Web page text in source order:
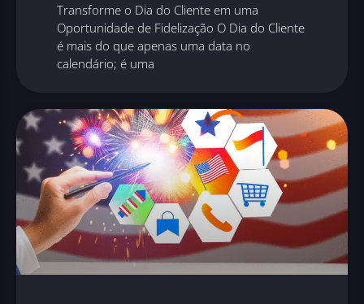
Transforme o Dia do Cliente em uma
Oportunidade de Fidelização O Dia do Cliente
é mais do que apenas uma data no
calendário; é uma